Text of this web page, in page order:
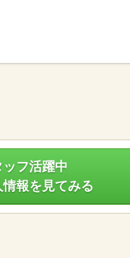
フ活躍中
報を見てみる